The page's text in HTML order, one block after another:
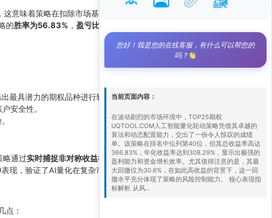
，这意味着策略在扣除市场基准收益后仍能获得显著的超额回
的胜率为56.83% ， 盈亏比为1.28
最具潜力的期权品种进行轮动配置。
安全性。
略通过实时捕捉非对称收益机会，利用期权杠杆特性放大盈
现，验证了AI量化在复杂市场中的有效性。
点：
您好！我是您的在线客服，有什么可以帮您的
吗？
当前页面内容：
在波动剧烈的市场环境中，TOP25期权
UQTOOL.COM人工智能量化轮动策略凭借其卓越的
算法和动态配置能力，交出了一份令人惊叹的成绩
单。该策略在排名中位列第40位，但其总收益率高达
366.83%，年化收益率达到308.29%，显示出极强的
盈利能力和资金增长效率。尤其值得注意的是，其最
大回撤仅为30.6%，在如此高收益的背景下，这一回
撤水平充分体现了策略的风险控制能力。 核心表现指
标解析 从风...